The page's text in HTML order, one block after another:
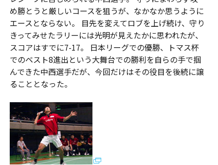
め勝とうと厳しいコースを狙うが、なかなか思うように
エースとならない。 目先を変えてロブを上げ続け、守り
きってみせたラリーには光明が見えたかに思われたが、
スコアはすでに7-17。 日本リーグでの優勝、トマス杯
でのベスト8進出という大舞台での勝利を自らの手で掴
んできた中西選手だが、今回だけはその役目を後続に譲
ることとなった。